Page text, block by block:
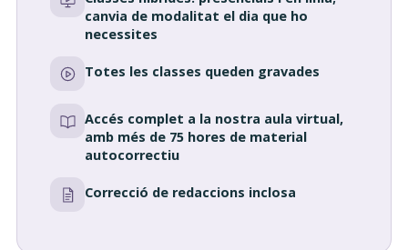
canvia de modalitat el dia que ho
necessites
Totes les classes queden gravades
Accés complet a la nostra aula virtual,
amb més de 75 hores de material
autocorrectiu
Correcció de redaccions inclosa